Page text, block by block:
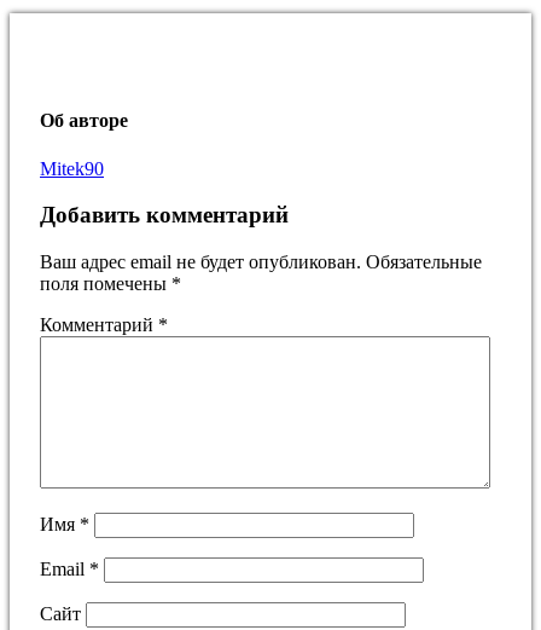
Об авторе
Mitek90
Добавить комментарий
Ваш адрес email не будет опубликован. Обязательные
поля помечены *
Комментарий *
Имя *
Email *
Сайт